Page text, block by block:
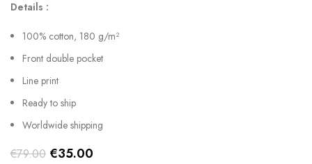
Details :
100% cotton, 180 g/m²
Front double pocket
Line print
Ready to ship
Worldwide shipping
€79.00 Original
€35.00